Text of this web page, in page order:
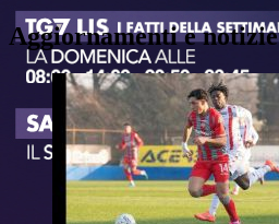
Aggiornamenti e notizie